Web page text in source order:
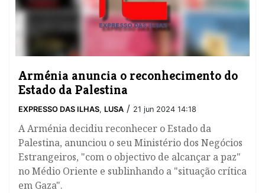
Arménia anuncia o reconhecimento do
Estado da Palestina
EXPRESSO DAS ILHAS, LUSA / 21 jun 2024 14:18
A Arménia decidiu reconhecer o Estado da
Palestina, anunciou o seu Ministério dos Negócios
Estrangeiros, "com o objectivo de alcançar a paz"
no Médio Oriente e sublinhando a "situação crítica
em Gaza".